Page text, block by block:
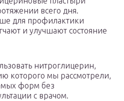
всего дня.
для профилактики
и улучшают состояние
нитроглицерин,
которого мы рассмотрели,
форм без
с врачом.